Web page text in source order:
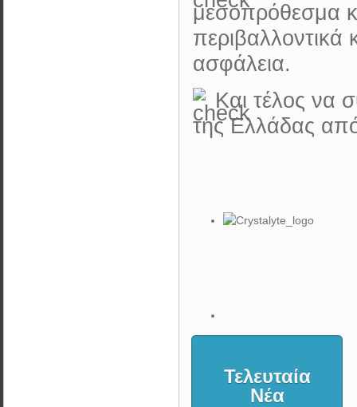
μεσοπρόθεσμα
περιβαλλοντικά
ασφάλεια.
Και τέλος να
της Ελλάδας
Τελευταία
Νέα